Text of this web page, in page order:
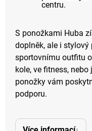
centru.
S ponožkami Huba
doplněk, ale i stylový
sportovnímu outfitu
kole, ve fitness,
ponožky vám
podporu.